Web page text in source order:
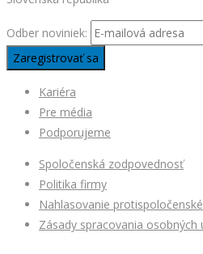
Odber noviniek:
Kariéra
Pre média
Podporujeme
Spoločenská zodpovednosť
Politika firmy
Nahlasovanie
Zásady spracovania osobných